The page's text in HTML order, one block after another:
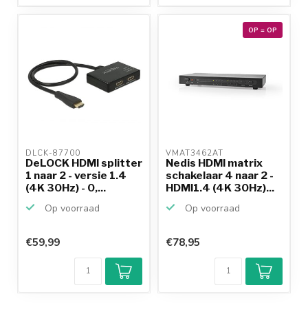
DLCK-87700
DeLOCK HDMI splitter
1 naar 2 - versie 1.4
(4K 30Hz) - 0,...
Op voorraad
€59,99
OP = OP
VMAT3462AT
Nedis HDMI matrix
schakelaar 4 naar 2 -
HDMI1.4 (4K 30Hz)...
Op voorraad
€78,95